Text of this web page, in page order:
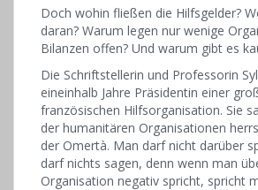
Doch wohin fließen die Hilfsgelder?
daran? Warum legen nur wenige
Bilanzen offen? Und warum gibt es
Die Schriftstellerin und Professorin
eineinhalb Jahre Präsidentin einer
französischen Hilfsorganisation. Sie
der humanitären Organisationen
der Omertà. Man darf nicht darüber
darf nichts sagen, denn wenn man
Organisation negativ spricht, spricht